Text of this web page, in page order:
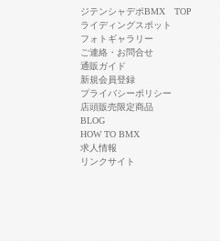
ジテンシャデポBMX TOP
ライディングスポット
フォトギャラリー
ご連絡・お問合せ
通販ガイド
新規会員登録
プライバシーポリシー
店頭販売限定商品
BLOG
HOW TO BMX
求人情報
リンクサイト